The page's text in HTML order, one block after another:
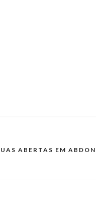
ABERTAS EM ABDON